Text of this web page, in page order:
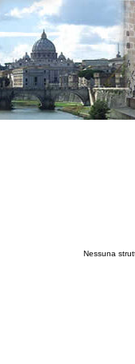
Nessuna